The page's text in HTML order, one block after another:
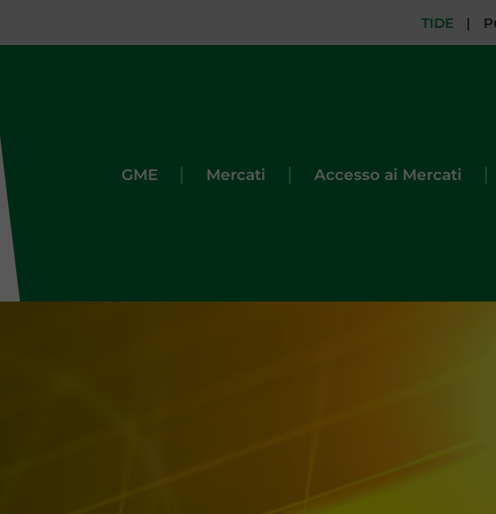
TIDE |
GME | Mercati | Accesso ai Mercati |